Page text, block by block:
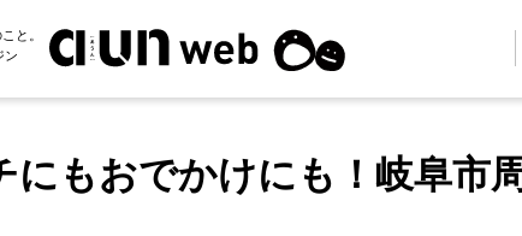
と。
ン
にもおでかけにも！岐阜市